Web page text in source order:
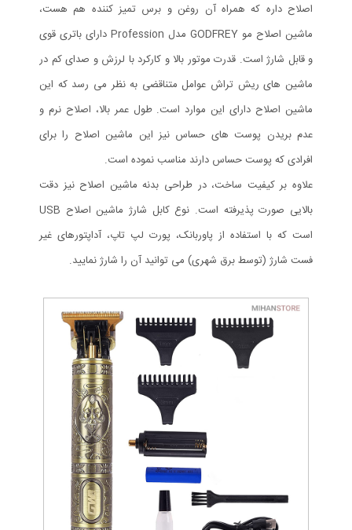
اصلاح داره که همراه آن روغن و برس تمیز کننده هم هست،
ماشین اصلاح مو GODFREY مدل Profession دارای باتری قوی
و قابل شارژ است. قدرت موتور بالا و کارکرد با لرزش و صدای کم در
ماشین های ریش تراش عوامل متناقضی به نظر می رسد که این
ماشین اصلاح دارای این موارد است. طول عمر بالا، اصلاح نرم و
عدم بریدن پوست های حساس نیز این ماشین اصلاح را برای
افرادی که پوست حساس دارند مناسب نموده است.
علاوه بر کیفیت ساخت، در طراحی بدنه ماشین اصلاح نیز دقت
بالایی صورت پذیرفته است. نوع کابل شارژ ماشین اصلاح USB
است که با استفاده از پاوربانک، پورت لپ تاپ، آداپتورهای غیر
فست شارژ (توسط برق شهری) می توانید آن را شارژ نمایید.